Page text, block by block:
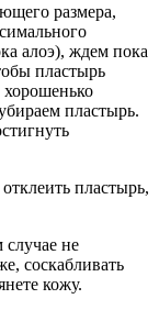
размера,
алоэ), ждем пока
пластырь
пластырь.
пластырь,
случае не
соскабливать
кожу.